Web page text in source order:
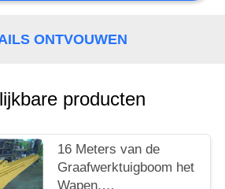
ONTVOUWEN
producten
16 Meters van de
Graafwerktuigboom het
Wapen,